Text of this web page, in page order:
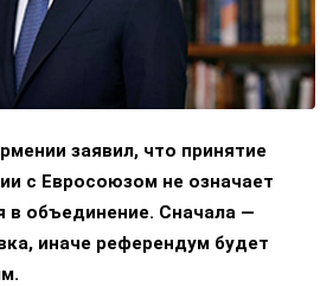
заявил, что принятие
с Евросоюзом не означает
в объединение. Сначала —
иначе референдум будет